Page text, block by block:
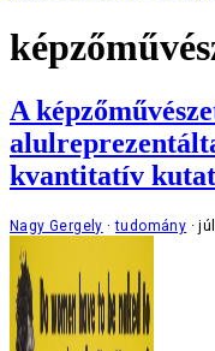
A
kvantitatív
Nagy Gergely tudomány